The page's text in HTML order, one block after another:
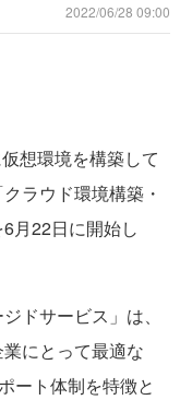
2022/06/28 09:00
想環境を構築して
ラウド環境構築・
月22日に開始し
ドサービス」は、
にとって最適な
ート体制を特徴と